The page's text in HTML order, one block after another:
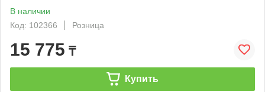
В наличии
Код: 102366
Розница
15 775 ₸
Купить